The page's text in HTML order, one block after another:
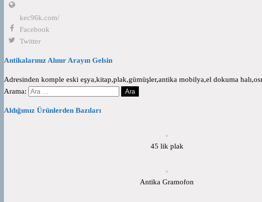
kec96k.com/
Facebook
Twitter
Antikalarınız Alınır Arayın Gelsin
Adresinden komple eski eşya,kitap,plak,gümüşler,antika mobilya,el dokuma
Arama:
Aldığımız Ürünlerden Bazıları
45 lik plak
Antika Gramofon